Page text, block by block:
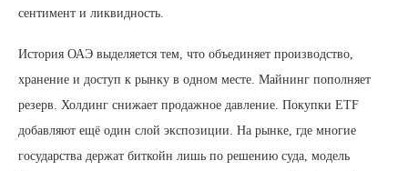
сентимент и ликвидность.
История ОАЭ выделяется тем, что объединяет производство,
хранение и доступ к рынку в одном месте. Майнинг пополняет
резерв. Холдинг снижает продажное давление. Покупки ETF
добавляют ещё один слой экспозиции. На рынке, где многие
государства держат биткойн лишь по решению суда, модель